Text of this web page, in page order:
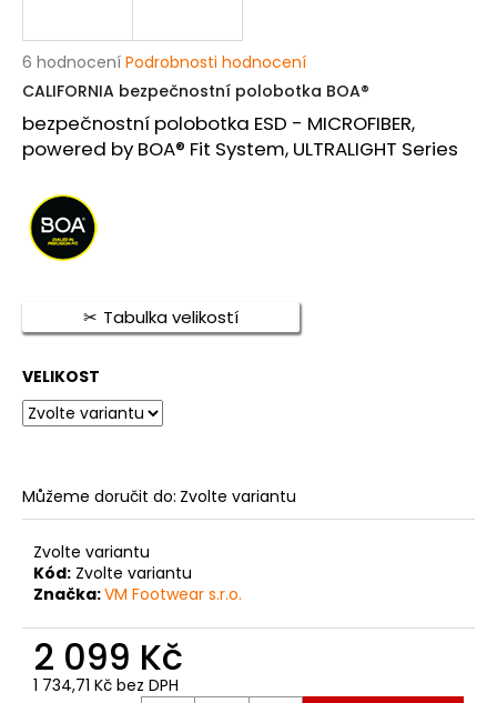
Průměrné
hodnocení
produktu
je
5,0
z
hvězdiček.
6 hodnocení Podrobnosti hodnocení
CALIFORNIA bezpečnostní polobotka BOA®
bezpečnostní polobotka ESD - MICROFIBER,
powered by BOA® Fit System, ULTRALIGHT Series
Tabulka velikostí
VELIKOST
Můžeme doručit do: Zvolte variantu
Zvolte variantu
Kód: Zvolte variantu
Značka:VM Footwear s.r.o.
2 099 Kč
1 734,71 Kč bez DPH
j
í
t
?
o
p
o
č
u
e
m
e
2140-